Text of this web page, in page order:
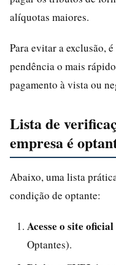
alíquotas maiores.
Para evitar a exclusão,
pendência o mais
pagamento à vista ou
Lista de
empresa é
Abaixo, uma lista
condição de optante:
Acesse o site oficial
Optantes).